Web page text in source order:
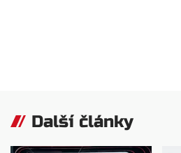
Další články